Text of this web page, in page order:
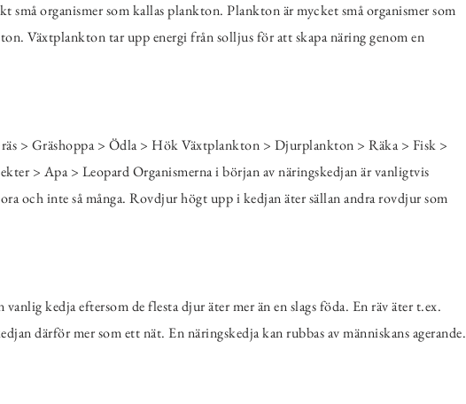
organismer som kallas plankton. Plankton är mycket små organismer som
Växtplankton tar upp energi från solljus för att skapa näring genom en
> Gräshoppa > Ödla > Hök Växtplankton > Djurplankton > Räka > Fisk >
> Apa > Leopard Organismerna i början av näringskedjan är vanligtvis
och inte så många. Rovdjur högt upp i kedjan äter sällan andra rovdjur som
kedja eftersom de flesta djur äter mer än en slags föda. En räv äter t.ex.
därför mer som ett nät. En näringskedja kan rubbas av människans agerande.